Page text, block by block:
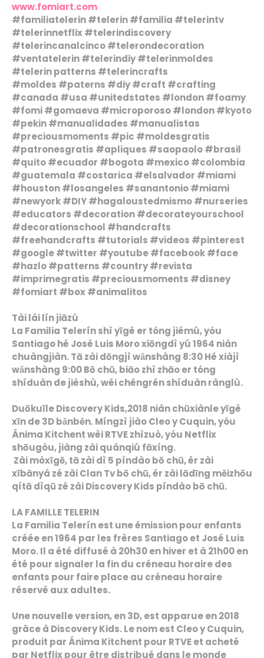
www.fomiart.com
#familiatelerin #telerin #familia #telerintv
#telerinnetflix #telerindiscovery
#telerincanalcinco #telerondecoration
#ventatelerin #telerindiy #telerinmoldes
#telerin patterns #telerincrafts
#moldes #paterns #diy #craft #crafting
#canada #usa #unitedstates #london #foamy
#fomi #gomaeva #microporoso #london #kyoto
#pekin #manualidades #manualistas
#preciousmoments #pic #moldesgratis
#patronesgratis #apliques #saopaolo #brasil
#quito #ecuador #bogota #mexico #colombia
#guatemala #costarica #elsalvador #miami
#houston #losangeles #sanantonio #miami
#newyork #DIY #hagaloustedmismo #nurseries
#educators #decoration #decorateyourschool
#decorationschool #handcrafts
#freehandcrafts #tutorials #videos #pinterest
#google #twitter #youtube #facebook #face
#hazlo #patterns #country #revista
#imprimegratis #preciousmoments #disney
#fomiart #box #animalitos
Tài lái lín jiāzú
La Familia Telerín shì yīgè er tóng jiémù, yóu
Santiago hé José Luis Moro xiōngdì yú 1964 nián
chuàngjiàn. Tā zài dōngjì wǎnshàng 8:30 Hé xiàjì
wǎnshàng 9:00 Bō chū, biāo zhì zhāo er tóng
shíduàn de jiéshù, wéi chéngrén shíduàn rànglù.
Duōkuīle Discovery Kids,2018 nián chūxiànle yīgè
xīn de 3D bǎnběn. Míngzì jiào Cleo y Cuquin, yóu
Ánima Kitchent wèi RTVE zhìzuò, yóu Netflix
shōugòu, jiàng zài quánqiú fāxíng.
Zài mòxīgē, tā zài dì 5 píndào bō chū, ér zài
xībānyá zé zài Clan Tv bō chū, ér zài lādīng měizhōu
qítā dìqū zé zài Discovery Kids píndào bō chū.
LA FAMILLE TELERIN
La Familia Telerín est une émission pour enfants
créée en 1964 par les frères Santiago et José Luis
Moro. Il a été diffusé à 20h30 en hiver et à 21h00 en
été pour signaler la fin du créneau horaire des
enfants pour faire place au créneau horaire
réservé aux adultes.
Une nouvelle version, en 3D, est apparue en 2018
grâce à Discovery Kids. Le nom est Cleo y Cuquin,
produit par Ánima Kitchent pour RTVE et acheté
par Netflix pour être distribué dans le monde